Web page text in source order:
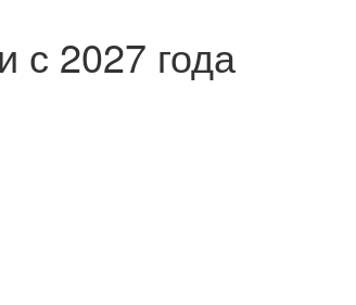
с 2027 года